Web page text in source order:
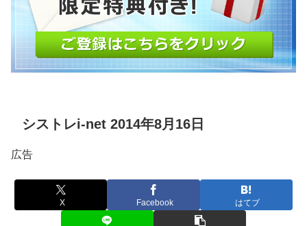
シストレi-net 2014年8月16日
広告
X Facebook はてブ